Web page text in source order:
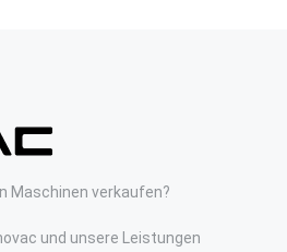
Maschinen verkaufen?
und unsere Leistungen